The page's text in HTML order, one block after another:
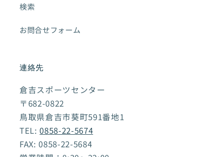
検索
お問合せフォーム
連絡先
倉吉スポーツセンター
〒682-0822
鳥取県倉吉市葵町591番地1
TEL:0858-22-5674
FAX: 0858-22-5684